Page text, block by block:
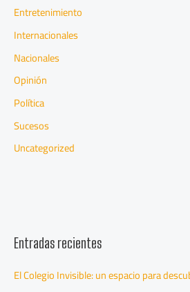
Entretenimiento
Internacionales
Nacionales
Opinión
Política
Sucesos
Uncategorized
Entradas recientes
El Colegio Invisible: un espacio para